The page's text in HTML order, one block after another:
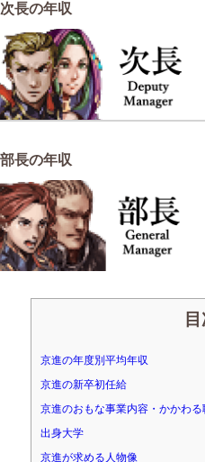
次長の年収
部長の年収
京進の年度別平均年収
京進の新卒初任給
京進のおもな事業内容・かかわる
出身大学
京進が求める人物像